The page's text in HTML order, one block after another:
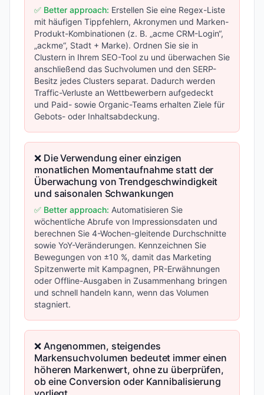
✅ Better approach: Erstellen Sie eine Regex-Liste
mit häufigen Tippfehlern, Akronymen und Marken-
Produkt-Kombinationen (z. B. „acme CRM-Login“,
„ackme“, Stadt + Marke). Ordnen Sie sie in
Clustern in Ihrem SEO-Tool zu und überwachen Sie
anschließend das Suchvolumen und den SERP-
Besitz jedes Clusters separat. Dadurch werden
Traffic-Verluste an Wettbewerbern aufgedeckt
und Paid- sowie Organic-Teams erhalten Ziele für
Gebots- oder Inhaltsabdeckung.
❌ Die Verwendung einer einzigen
monatlichen Momentaufnahme statt der
Überwachung von Trendgeschwindigkeit
und saisonalen Schwankungen
✅ Better approach: Automatisieren Sie
wöchentliche Abrufe von Impressionsdaten und
berechnen Sie 4-Wochen-gleitende Durchschnitte
sowie YoY-Veränderungen. Kennzeichnen Sie
Bewegungen von ±10 %, damit das Marketing
Spitzenwerte mit Kampagnen, PR-Erwähnungen
oder Offline-Ausgaben in Zusammenhang bringen
und schnell handeln kann, wenn das Volumen
stagniert.
❌ Angenommen, steigendes
Markensuchvolumen bedeutet immer einen
höheren Markenwert, ohne zu überprüfen,
ob eine Conversion oder Kannibalisierung